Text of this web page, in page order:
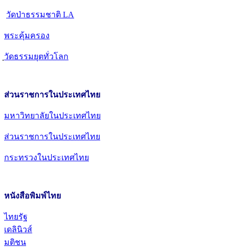
วัดป่าธรรมชาติ LA
พระคุ้มครอง
วัดธรรมยุตทั่วโลก
ส่วนราชการในประเทศไทย
มหาวิทยาลัยในประเทศไทย
ส่วนราชการในประเทศไทย
กระทรวงในประเทศไทย
หนังสือพิมพ์ไทย
ไทยรัฐ
เดลินิวส์
มติชน